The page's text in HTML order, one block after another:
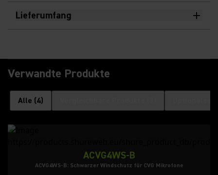
Lieferumfang
Verwandte Produkte
Alle (4)
ACVG4WS-B
ACVG4WS-B: Schwarzer Windschutz für CVG Mikrofone